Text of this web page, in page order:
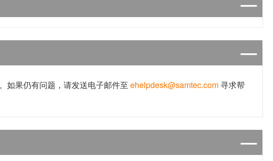
如果仍有问题，请发送电子邮件至 ehelpdesk@samtec.com寻求帮